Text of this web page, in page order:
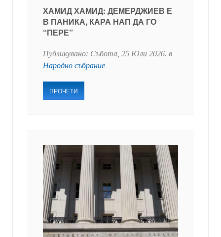
ХАМИД ХАМИД: ДЕМЕРДЖИЕВ Е
В ПАНИКА, КАРА НАП ДА ГО
“ПЕРЕ”
Публикувано: Събота, 25 Юли 2026. в
Народно събрание
ПРОЧЕТИ